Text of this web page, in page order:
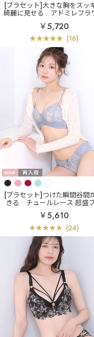
[ブラセット]大きな胸をスッ
綺麗に見せる
アドミレフラ
カシュクールレース脇高ブラ
ブラジャー&ショーツ (FGHカ
プ)
￥5,720
(16)
[ブラセット]つけた瞬間谷間
きる
チュールレース 超盛
(R) ブラジャー&ショーツ
￥5,610
(24)